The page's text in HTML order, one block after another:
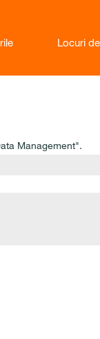
Locuri
Management".